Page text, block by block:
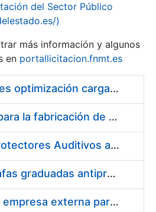
del Sector Público
)
más información y algunos
en portallicitacion.fnmt.es
Pliego condiciones optimización cargas compras firmado
Acuerdo marco para la fabricación de piezas
Suministro de Protectores Auditivos a medida para las personas trabajadoras de los Centros de Trabajo de Madrid y Burgos
Suministro de gafas graduadas antiproyecciones para los trabajadores de la FNMT-RCM en los centros de trabajo de Madrid y Burgos
Servicios de una empresa externa para el asesoramiento y resolución de los recursos de alzada que se presentan relacionados con procesos de selección para la FNMT-RCM